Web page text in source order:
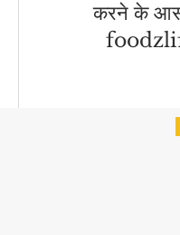
करने के